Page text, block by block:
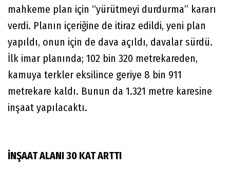
mahkeme plan için “yürütmeyi durdurma” kararı
verdi. Planın içeriğine de itiraz edildi, yeni plan
yapıldı, onun için de dava açıldı, davalar sürdü.
İlk imar planında; 102 bin 320 metrekareden,
kamuya terkler eksilince geriye 8 bin 911
metrekare kaldı. Bunun da 1.321 metre karesine
inşaat yapılacaktı.
İNŞAAT ALANI 30 KAT ARTTI